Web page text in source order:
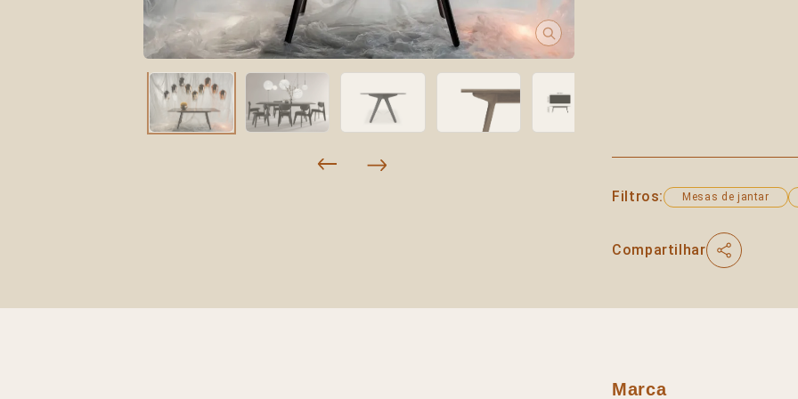
Filtros: Mesas de jantar
Compartilhar
Marca